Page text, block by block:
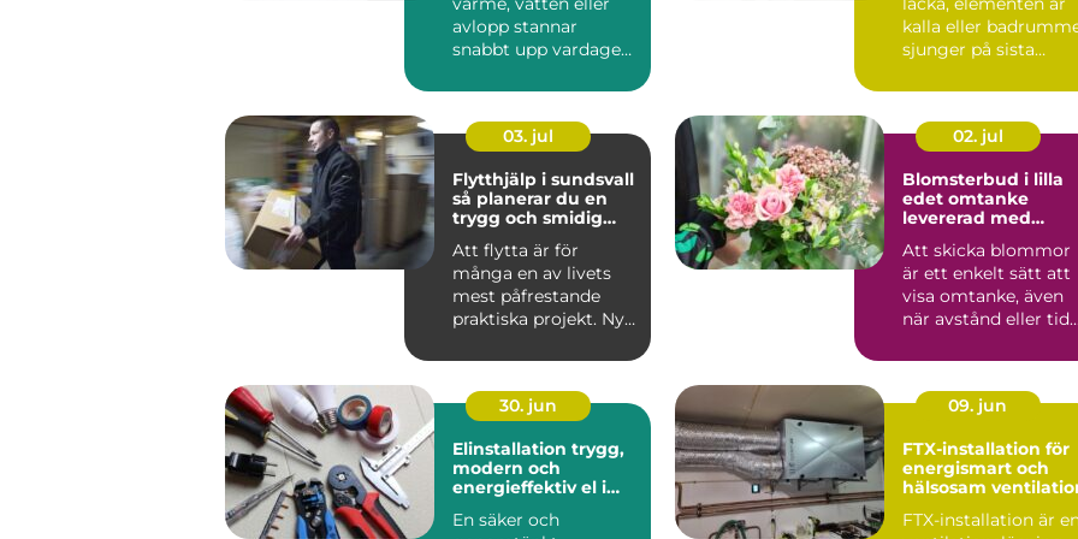
avlopp stannar
snabbt upp vardagen.
blandare, en...
kalla eller
sjunger på sista
s...
03. jul
Flytthjälp i sundsvall
så planerar du en
trygg och smidig
Att flytta är för
många en av livets
mest påfrestande
praktiska projekt. Nya
oc...
02. jul
Blomsterbud i lilla
edet omtanke
levererad med
Att skicka blommor
är ett enkelt sätt att
visa omtanke, även
när avstånd eller tid
30. jun
Elinstallation trygg,
modern och
energieffektiv el i
En säker och
09. jun
FTX-installation för
energismart och
hälsosam
FTX-installation är